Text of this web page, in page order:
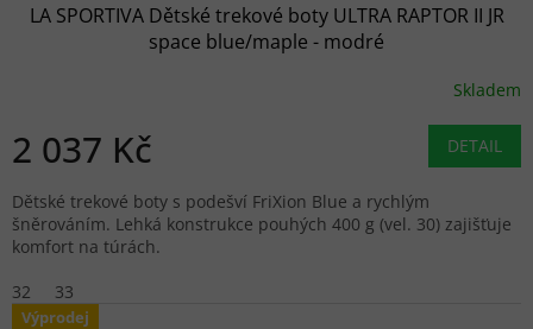
LA SPORTIVA Dětské trekové boty ULTRA RAPTOR II JR
space blue/maple - modré
Skladem
2 037 Kč DETAIL
Dětské trekové boty s podešví FriXion Blue a rychlým
šněrováním. Lehká konstrukce pouhých 400 g (vel. 30) zajišťuje
komfort na túrách.
32
33
Výprodej